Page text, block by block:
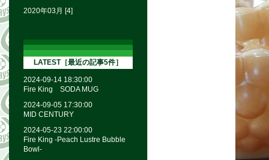
2020年03月 [4]
LATEST［最近の記事5件］
2024-09-14 18:30:00
Fire King SODA MUG
2024-09-05 17:30:00
MID CENTURY
2024-05-23 22:00:00
Fire King -Peach Lustre Bubble
Bowl-